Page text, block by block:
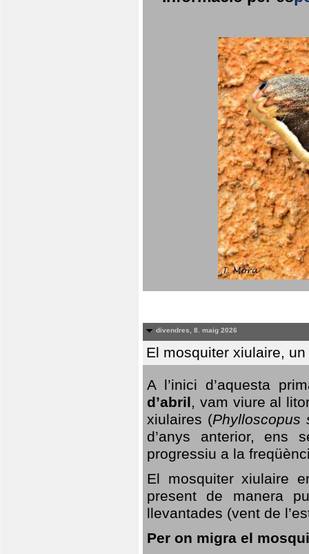
divendres, 8. maig 2026
El mosquiter xiulaire,
A l’inici d’aquesta
d’abril, vam viure al
xiulaires (Phylloscopus
d’anys anterior, ens
progressiu a la
El mosquiter xiulaire
present de manera
llevantades (vent de
Per on migra el